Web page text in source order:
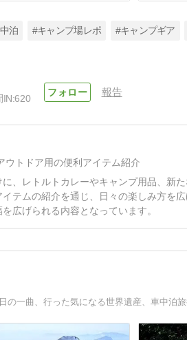
泊 #キャンプ場レポ #キャンプギア
IN:620
報告
ウトドア用の便利アイテム紹介
、レトルトカレーやキャンプ用品、新
テムの紹介を通じ、日々の楽しみ方を
広げられる内容となっています。
の一曲、行った気になる世界遺産、車中泊